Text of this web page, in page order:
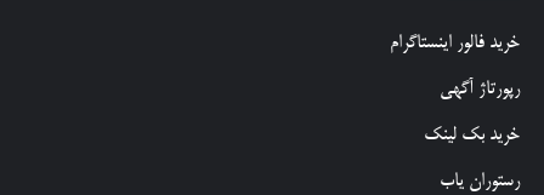
خرید فالور اینستاگرام
رپورتاژ آگهی
خرید بک لینک
رستوران یاب